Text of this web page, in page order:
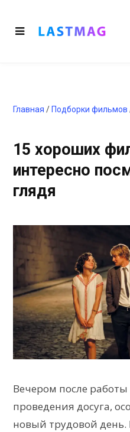
Главная / Подборки фильмов
15 хороших
интересно
глядя
Вечером после
проведения досуга,
новый трудовой день.